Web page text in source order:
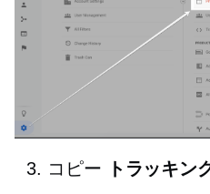
コピー トラッキン